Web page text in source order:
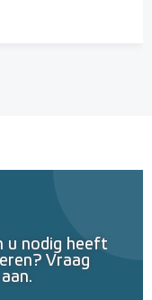
u nodig heeft
Vraag